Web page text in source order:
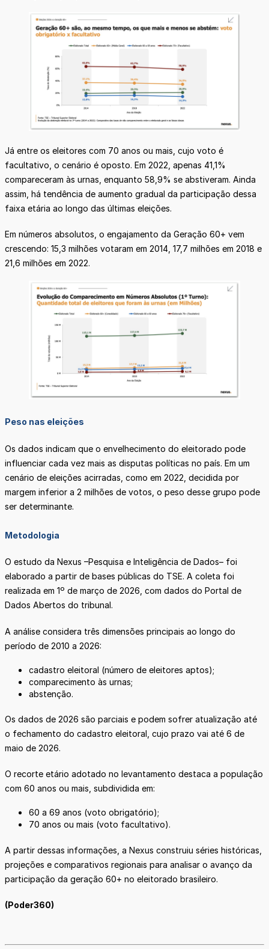
Já entre os eleitores com 70 anos ou mais, cujo voto é
facultativo, o cenário é oposto. Em 2022, apenas 41,1%
compareceram às urnas, enquanto 58,9% se abstiveram. Ainda
assim, há tendência de aumento gradual da participação dessa
faixa etária ao longo das últimas eleições.
Em números absolutos, o engajamento da Geração 60+ vem
crescendo: 15,3 milhões votaram em 2014, 17,7 milhões em 2018 e
21,6 milhões em 2022.
Peso nas eleições
Os dados indicam que o envelhecimento do eleitorado pode
influenciar cada vez mais as disputas políticas no país. Em um
cenário de eleições acirradas, como em 2022, decidida por
margem inferior a 2 milhões de votos, o peso desse grupo pode
ser determinante.
Metodologia
O estudo da Nexus –Pesquisa e Inteligência de Dados– foi
elaborado a partir de bases públicas do TSE. A coleta foi
realizada em 1º de março de 2026, com dados do Portal de
Dados Abertos do tribunal.
A análise considera três dimensões principais ao longo do
período de 2010 a 2026:
cadastro eleitoral (número de eleitores aptos);
comparecimento às urnas;
abstenção.
Os dados de 2026 são parciais e podem sofrer atualização até
o fechamento do cadastro eleitoral, cujo prazo vai até 6 de
maio de 2026.
O recorte etário adotado no levantamento destaca a população
com 60 anos ou mais, subdividida em:
60 a 69 anos (voto obrigatório);
70 anos ou mais (voto facultativo).
A partir dessas informações, a Nexus construiu séries históricas,
projeções e comparativos regionais para analisar o avanço da
participação da geração 60+ no eleitorado brasileiro.
(Poder360)